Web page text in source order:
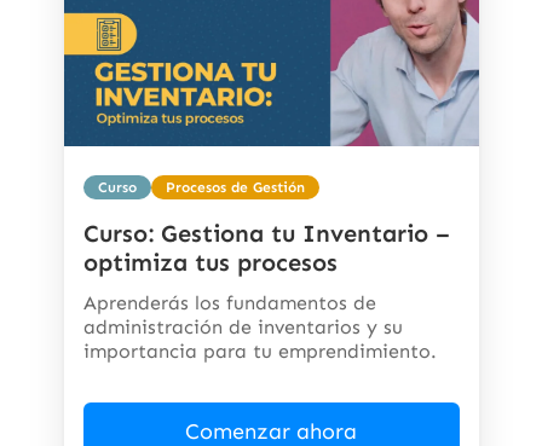
Curso Procesos de Gestión
Curso: Gestiona tu Inventario –
optimiza tus procesos
Aprenderás los fundamentos de
administración de inventarios y su
importancia para tu emprendimiento.
Comenzar ahora